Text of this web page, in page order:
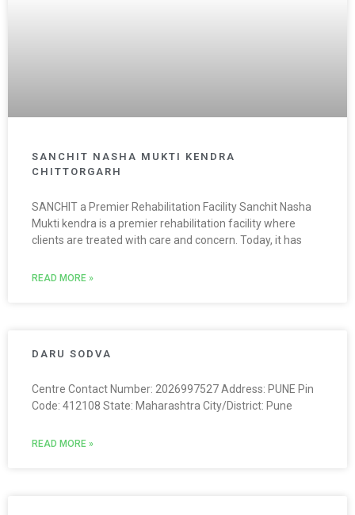
SANCHIT NASHA MUKTI KENDRA
CHITTORGARH
SANCHIT a Premier Rehabilitation Facility Sanchit Nasha
Mukti kendra is a premier rehabilitation facility where
clients are treated with care and concern. Today, it has
READ MORE »
DARU SODVA
Centre Contact Number: 2026997527 Address: PUNE Pin
Code: 412108 State: Maharashtra City/District: Pune
READ MORE »